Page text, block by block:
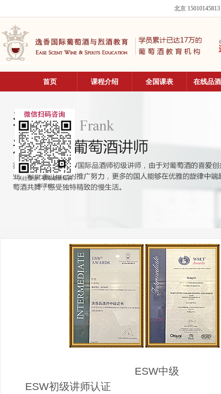
北京 15010145813
首页 课程介绍 全国课表 在线品
ESW中级
ESW初级讲师认证
关注微信，获取最新知识
和课程